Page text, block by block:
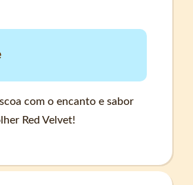
com o encanto e sabor
Red Velvet!